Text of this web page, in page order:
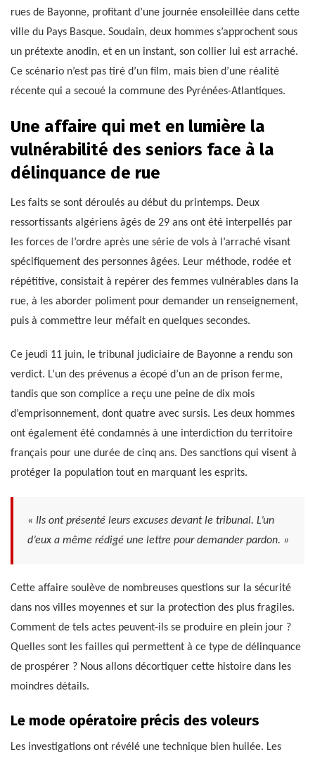
rues de Bayonne, profitant d’une journée ensoleillée dans cette
ville du Pays Basque. Soudain, deux hommes s’approchent sous
un prétexte anodin, et en un instant, son collier lui est arraché.
Ce scénario n’est pas tiré d’un film, mais bien d’une réalité
récente qui a secoué la commune des Pyrénées-Atlantiques.
Une affaire qui met en lumière la
vulnérabilité des seniors face à la
délinquance de rue
Les faits se sont déroulés au début du printemps. Deux
ressortissants algériens âgés de 29 ans ont été interpellés par
les forces de l’ordre après une série de vols à l’arraché visant
spécifiquement des personnes âgées. Leur méthode, rodée et
répétitive, consistait à repérer des femmes vulnérables dans la
rue, à les aborder poliment pour demander un renseignement,
puis à commettre leur méfait en quelques secondes.
Ce jeudi 11 juin, le tribunal judiciaire de Bayonne a rendu son
verdict. L’un des prévenus a écopé d’un an de prison ferme,
tandis que son complice a reçu une peine de dix mois
d’emprisonnement, dont quatre avec sursis. Les deux hommes
ont également été condamnés à une interdiction du territoire
français pour une durée de cinq ans. Des sanctions qui visent à
protéger la population tout en marquant les esprits.
« Ils ont présenté leurs excuses devant le tribunal. L’un
d’eux a même rédigé une lettre pour demander pardon. »
Cette affaire soulève de nombreuses questions sur la sécurité
dans nos villes moyennes et sur la protection des plus fragiles.
Comment de tels actes peuvent-ils se produire en plein jour ?
Quelles sont les failles qui permettent à ce type de délinquance
de prospérer ? Nous allons décortiquer cette histoire dans les
moindres détails.
Le mode opératoire précis des voleurs
Les investigations ont révélé une technique bien huilée. Les